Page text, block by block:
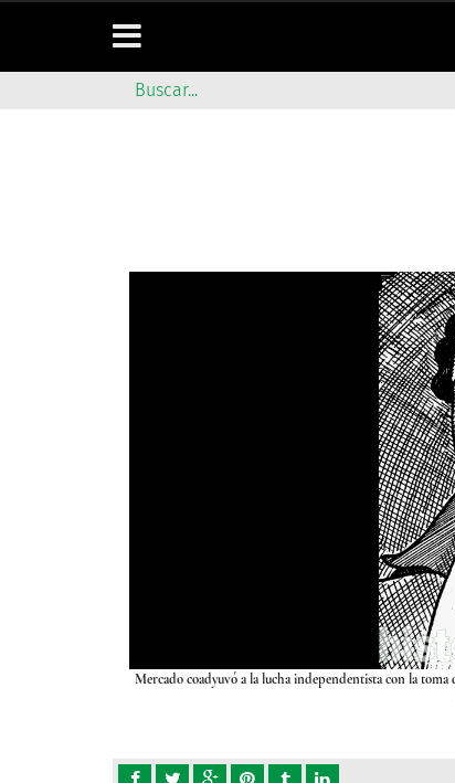
Mercado coadyuvó a la lucha independentista con la